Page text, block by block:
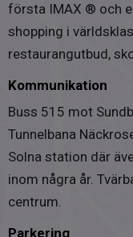
Föreningen tillåter
Nej
Köpare
Gemensamma
Föreningen har
cykelrum finns på
har en uteplats på
första IMAX ® och
shopping i
restaurangutbud,
Kommunikation
Buss 515 mot
Tunnelbana
Solna station där
inom några år.
centrum.
Parkering